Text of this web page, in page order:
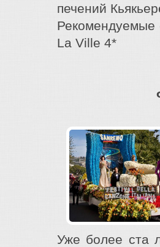
печений
Рекомендуемые
La Ville 4*
Уже более ста